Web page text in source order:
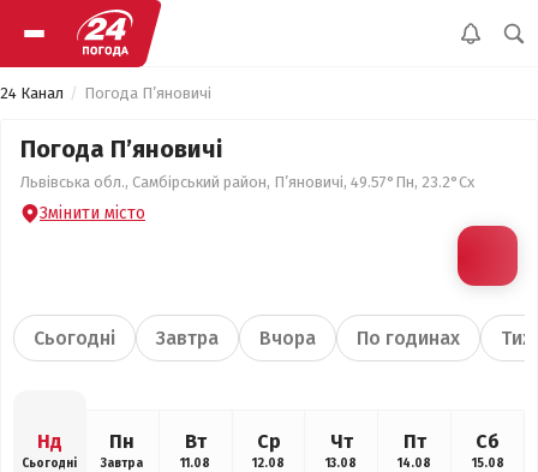
24 Канал Погода П’яновичі
Погода П’яновичі
Львівська обл., Самбірський район, П’яновичі, 49.57°Пн, 23.2°Сх
Змінити місто
Сьогодні Завтра Вчора По годинах
Нд
Сьогодні
Пн
Завтра
Вт
11.08
Ср
12.08
Чт
13.08
Пт
14.08
Сб
15.08